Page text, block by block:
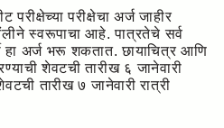
परीक्षेचा अर्ज जाहीर
स्वरूपाचा आहे. पात्रतेचे सर्व
हा अर्ज भरू शकतात. छायाचित्र आणि
शेवटची तारीख ६ जानेवारी
तारीख ७ जानेवारी रात्री